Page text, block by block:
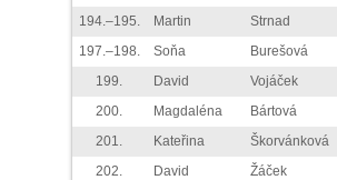
194.–195.
Martin Strnad
197.–198.
Soňa Burešová
199.
David Vojáček
200.
Magdaléna Bártová
201.
Kateřina Škorvánková
202.
David Žáček